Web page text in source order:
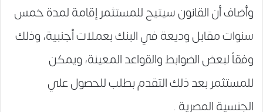
وأضاف أن القانون سيتيح للمستثمر إقامة لمدة خمس
سنوات مقابل وديعة في البنك بعملات أجنبية، وذلك
وفقاً لبعض الضوابط والقواعد المعينة، ويمكن
للمستثمر بعد ذلك التقدم بطلب للحصول علي
الجنسية المصرية .